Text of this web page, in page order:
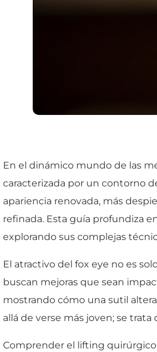
En el dinámico mundo de las
caracterizada por un contorno
apariencia renovada, más
refinada. Esta guía profundiza
explorando sus complejas
El atractivo del fox eye no es
buscan mejoras que sean
mostrando cómo una sutil
allá de verse más joven; se
Comprender el lifting quirúrgico